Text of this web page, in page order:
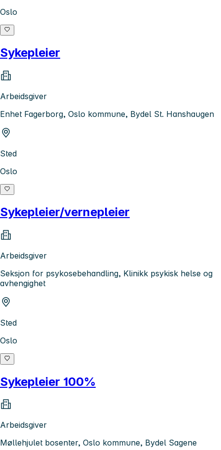
Oslo
Sykepleier
Arbeidsgiver
Enhet Fagerborg, Oslo kommune, Bydel St. Hanshaugen
Sted
Oslo
Sykepleier/vernepleier
Arbeidsgiver
Seksjon for psykosebehandling, Klinikk psykisk helse og
avhengighet
Sted
Oslo
Sykepleier 100%
Arbeidsgiver
Møllehjulet bosenter, Oslo kommune, Bydel Sagene